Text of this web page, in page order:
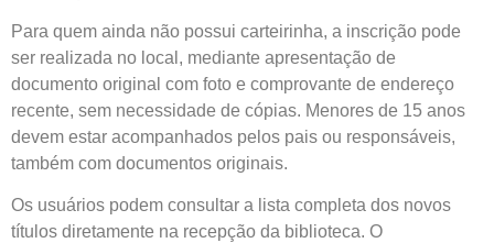
Para quem ainda não possui carteirinha, a inscrição pode
ser realizada no local, mediante apresentação de
documento original com foto e comprovante de endereço
recente, sem necessidade de cópias. Menores de 15 anos
devem estar acompanhados pelos pais ou responsáveis,
também com documentos originais.
Os usuários podem consultar a lista completa dos novos
títulos diretamente na recepção da biblioteca. O